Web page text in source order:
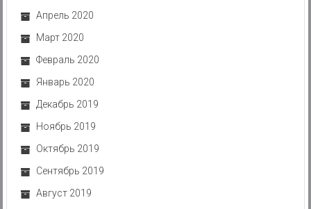
Апрель 2020
Март 2020
Февраль 2020
Январь 2020
Декабрь 2019
Ноябрь 2019
Октябрь 2019
Сентябрь 2019
Август 2019